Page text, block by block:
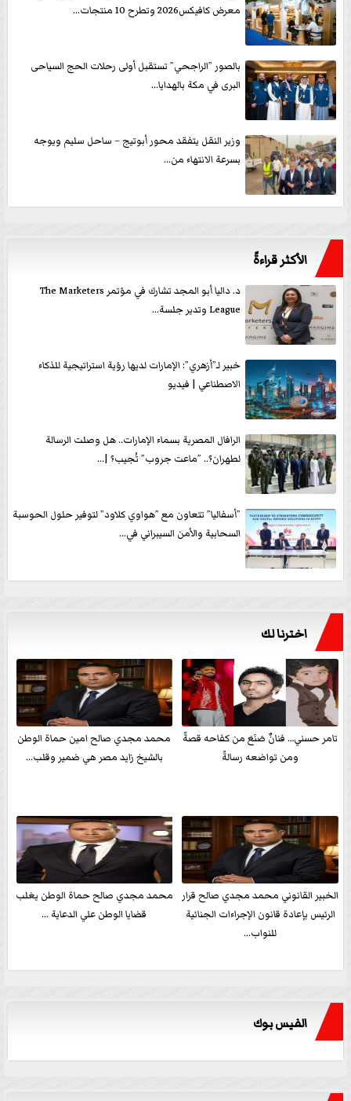
معرض كافيكس2026 وتطرح 10 منتجات...
بالصور ”الراجحي” تستقبل أولى رحلات الحج السياحى
البرى في مكة بالهدايا...
وزير النقل يتفقد محور أبوتيج – ساحل سليم ويوجه
بسرعة الانتهاء من...
الأكثر قراءةً
د. داليا أبو المجد تشارك في مؤتمر The Marketers
League وتدير جلسة...
خبير لـ”أزهري”: الإمارات لديها رؤية استراتيجية للذكاء
الاصطناعي | فيديو
الرافال المصرية بسماء الإمارات.. هل وصلت الرسالة
لطهران؟.. ”ماعت جروب” تُجيب؟ |...
”أسفاليا” تتعاون مع ”هواوي كلاود” لتوفير حلول الحوسبة
السحابية والأمن السيبراني في...
اخترنا لك
تامر حسني… فنانٌ صَنَعَ من كفاحه قصةً
ومن تواضعه رسالةً
محمد مجدي صالح امين حماة الوطن
بالشيخ زايد مصر هي ضمير وقلب...
الخبير القانوني محمد مجدي صالح قرار
الرئيس بإعادة قانون الإجراءات الجنائية
للنواب...
محمد مجدي صالح حماة الوطن يغلب
قضايا الوطن علي الدعاية ...
الفيس بوك